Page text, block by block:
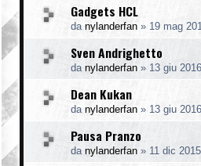
Gadgets HCL
da nylanderfan » 19 mag
Sven Andrighetto
da nylanderfan » 13 giu
Dean Kukan
da nylanderfan » 13 giu
Pausa Pranzo
da nylanderfan » 11 dic